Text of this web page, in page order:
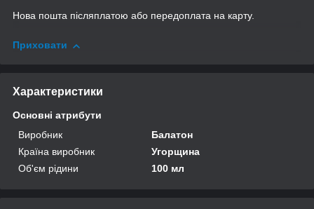
Нова пошта післяплатою або передоплата на карту.
Приховати
Характеристики
Основні атрибути
Виробник
Балатон
Країна виробник
Угорщина
Об'єм рідини
100 мл